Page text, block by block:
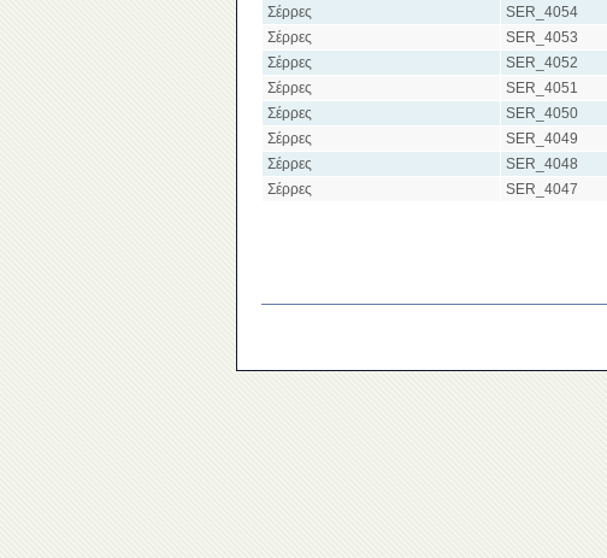
Σέρρες
SER_4054
Σέρρες
SER_4053
Σέρρες
SER_4052
Σέρρες
SER_4051
Σέρρες
SER_4050
Σέρρες
SER_4049
Σέρρες
SER_4048
Σέρρες
SER_4047